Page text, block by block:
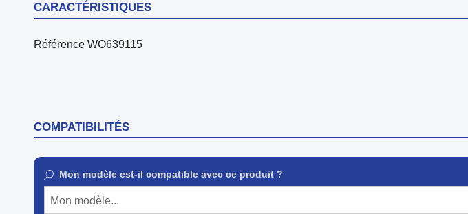
CARACTÉRISTIQUES
Référence WO639115
COMPATIBILITÉS
Mon modèle est-il compatible avec ce produit ?
Mon modèle...